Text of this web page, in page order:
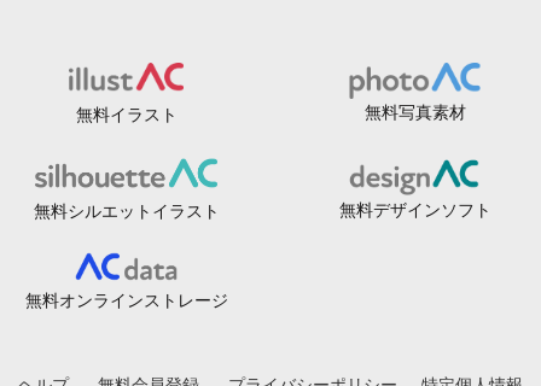
無料イラスト 無料写真素材
無料シルエットイラスト 無料デザインソフト
無料オンラインストレージ